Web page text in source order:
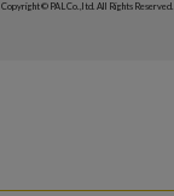
Copyright © PAL Co.,ltd. All Rights Reserved.